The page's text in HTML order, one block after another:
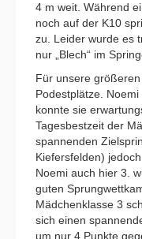
4 m weit. Während
noch auf der K10
zu. Leider wurde es
nur „Blech“ im
Für unsere
Podestplätze.
konnte sie
Tagesbestzeit der
spannenden
Kiefersfelden)
Noemi auch hier 3.
guten
Mädchenklasse 3
sich einen
um nur 4 Punkte